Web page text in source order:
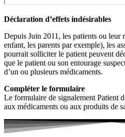
Déclaration d’effets indésirables
Depuis Juin 2011, les patients ou leur
enfant, les parents par exemple), les
pourrait solliciter le patient peuvent
que le patient ou son entourage
d’un ou plusieurs médicaments.
Compléter le formulaire
Le formulaire de signalement Patient
aux médicaments ou aux produits de